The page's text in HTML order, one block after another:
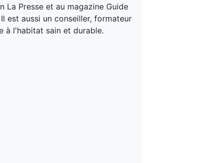
La Presse et au magazine Guide
est aussi un conseiller, formateur
à l'habitat sain et durable.